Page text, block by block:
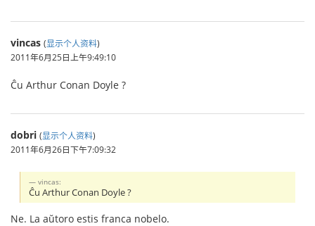
vincas (显示个人资料)
2011年6月25日上午9:49:10
Ĉu Arthur Conan Doyle ?
dobri (显示个人资料)
2011年6月26日下午7:09:32
vincas:
Ĉu Arthur Conan Doyle ?
Ne. La aŭtoro estis franca nobelo.